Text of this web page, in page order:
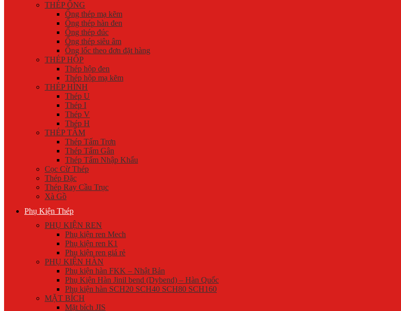
THÉP ỐNG
Ống thép mạ kẽm
Ống thép hàn đen
Ống thép đúc
Ống thép siêu âm
Ống lốc theo đơn đặt hàng
THÉP HỘP
Thép hộp đen
Thép hộp mạ kẽm
THÉP HÌNH
Thép U
Thép I
Thép V
Thép H
THÉP TẤM
Thép Tấm Trơn
Thép Tấm Gân
Thép Tấm Nhập Khẩu
Cọc Cừ Thép
Thép Đặc
Thép Ray Cầu Trục
Xà Gồ
Phụ Kiện Thép
PHỤ KIỆN REN
Phụ kiện ren Mech
Phụ kiện ren K1
Phụ kiện ren giá rẻ
PHỤ KIỆN HÀN
Phụ kiện hàn FKK – Nhật Bản
Phụ Kiện Hàn Jinil bend (Dybend) – Hàn Quốc
Phụ kiện hàn SCH20 SCH40 SCH80 SCH160
MẶT BÍCH
Mặt bích JIS